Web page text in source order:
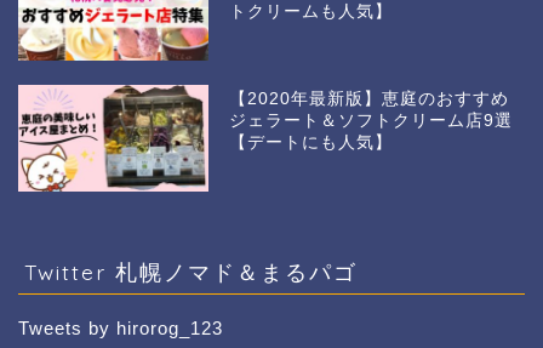
トクリームも人気】
【2020年最新版】恵庭のおすすめ
ジェラート＆ソフトクリーム店9選
【デートにも人気】
Twitter 札幌ノマド＆まるパゴ
Tweets by hirorog_123